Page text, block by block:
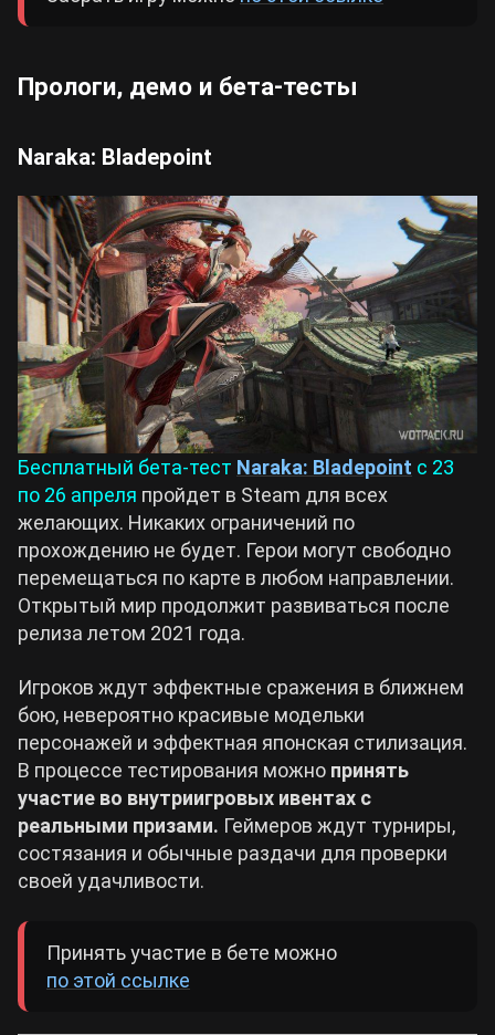
Прологи, демо и бета-тесты
Naraka: Bladepoint
Бесплатный бета-тест Naraka: Bladepoint с 23
по 26 апреля пройдет в Steam для всех
желающих. Никаких ограничений по
прохождению не будет. Герои могут свободно
перемещаться по карте в любом направлении.
Открытый мир продолжит развиваться после
релиза летом 2021 года.
Игроков ждут эффектные сражения в ближнем
бою, невероятно красивые модельки
персонажей и эффектная японская стилизация.
В процессе тестирования можно принять
участие во внутриигровых ивентах с
реальными призами. Геймеров ждут турниры,
состязания и обычные раздачи для проверки
своей удачливости.
Принять участие в бете можно
по этой ссылке